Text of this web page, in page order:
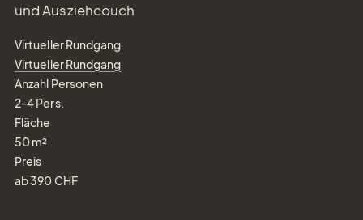
Tel.: +41 81 838 28 28
reservation@schweizerhaus.swiss
und Ausziehcouch
Virtueller Rundgang
Virtueller Rundgang
Anzahl Personen
2-4Pers.
Fläche
50m²
Preis
ab390 CHF